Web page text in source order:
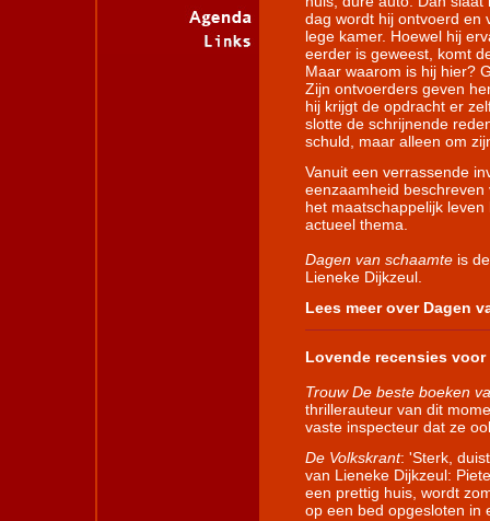
dag wordt hij ontvoerd en
lege kamer. Hoewel hij
eerder is geweest, komt
Maar waarom is hij hier?
Zijn ontvoerders geven
hij krijgt de opdracht er
slotte de schrijnende
schuld, maar alleen om
Vanuit een verrassende
eenzaamheid
het maatschappelijk
actueel thema.
Dagen van schaamte is
Lieneke Dijkzeul.
Lees meer over Dagen
Lovende recensies voor
Trouw De beste boeken
thrillerauteur van dit
vaste inspecteur dat ze
De Volkskrant: 'Sterk,
van Lieneke Dijkzeul:
een prettig huis, wordt
op een bed opgesloten in